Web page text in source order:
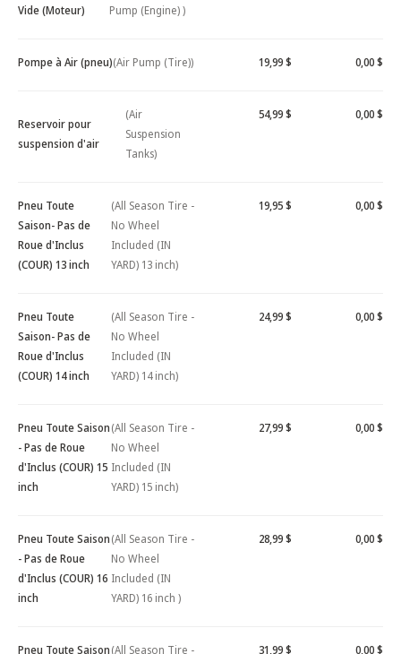
Vide (Moteur)
Pump (Engine) )
Pompe à Air (pneu)(Air Pump (Tire)) 19,99 $ 0,00 $
Reservoir pour
suspension d'air
(Air
Suspension
Tanks)
54,99 $ 0,00 $
Pneu Toute
Saison- Pas de
Roue d'Inclus
(COUR) 13 inch
(All Season Tire -
No Wheel
Included (IN
YARD) 13 inch)
19,95 $ 0,00 $
Pneu Toute
Saison- Pas de
Roue d'Inclus
(COUR) 14 inch
(All Season Tire -
No Wheel
Included (IN
YARD) 14 inch)
24,99 $ 0,00 $
Pneu Toute Saison
- Pas de Roue
d'Inclus (COUR) 15
inch
(All Season Tire -
No Wheel
Included (IN
YARD) 15 inch)
27,99 $ 0,00 $
Pneu Toute Saison
- Pas de Roue
d'Inclus (COUR) 16
inch
(All Season Tire -
No Wheel
Included (IN
YARD) 16 inch )
28,99 $ 0,00 $
Pneu Toute Saison(All Season Tire - 31,99 $ 0,00 $